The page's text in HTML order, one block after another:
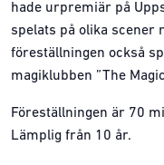
hade urpremiär på
spelats på olika scener
föreställningen också
magiklubben ”The
Föreställningen är 70
Lämplig från 10 år.